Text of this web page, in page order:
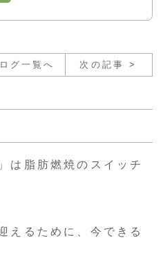
グ一覧へ 次の記事 >
は脂肪燃焼のスイッチ
えるために、今できる